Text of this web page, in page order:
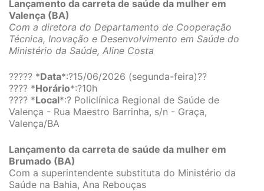
Lançamento da carreta de saúde da mulher em
Valença (BA)
Com a diretora do Departamento de Cooperação
Técnica, Inovação e Desenvolvimento em Saúde do
Ministério da Saúde, Aline Costa
????? *Data*:?15/06/2026 (segunda-feira)??
???? *Horário*:?10h
???? *Local*:? Policlínica Regional de Saúde de
Valença - Rua Maestro Barrinha, s/n - Graça,
Valença/BA
Lançamento da carreta de saúde da mulher em
Brumado (BA)
Com a superintendente substituta do Ministério da
Saúde na Bahia, Ana Rebouças